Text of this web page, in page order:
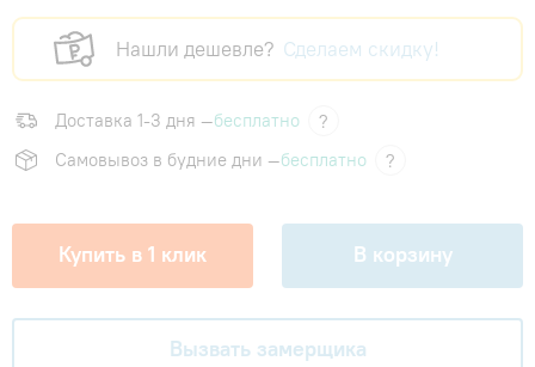
Нашли дешевле? Сделаем скидку!
Доставка 1-3 дня —бесплатно
?
Самовывоз в будние дни —бесплатно ?
Купить в 1 клик В корзину
Вызвать замерщика